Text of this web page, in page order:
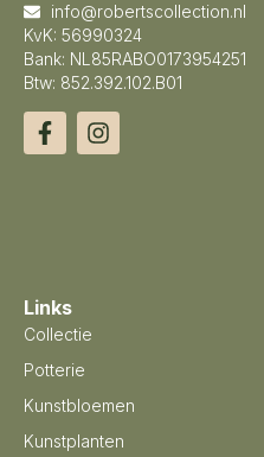
info@robertscollection.nl
KvK: 56990324
Bank: NL85RABO0173954251
Btw: 852.392.102.B01
Links
Collectie
Potterie
Kunstbloemen
Kunstplanten